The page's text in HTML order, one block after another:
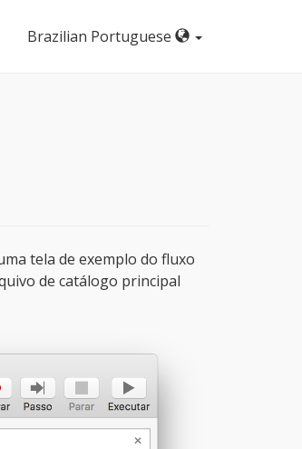
Brazilian Portuguese
tela de exemplo do fluxo
de catálogo principal